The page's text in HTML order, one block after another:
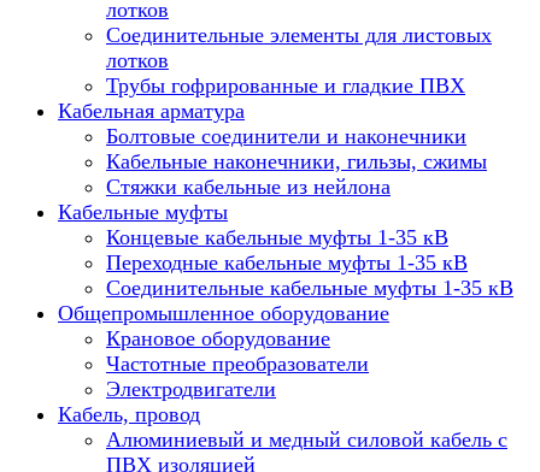
лотков
Соединительные элементы для листовых
лотков
Трубы гофрированные и гладкие ПВХ
Кабельная арматура
Болтовые соединители и наконечники
Кабельные наконечники, гильзы, сжимы
Стяжки кабельные из нейлона
Кабельные муфты
Концевые кабельные муфты 1-35 кВ
Переходные кабельные муфты 1-35 кВ
Соединительные кабельные муфты 1-35 кВ
Общепромышленное оборудование
Крановое оборудование
Частотные преобразователи
Электродвигатели
Кабель, провод
Алюминиевый и медный силовой кабель с
ПВХ изоляцией